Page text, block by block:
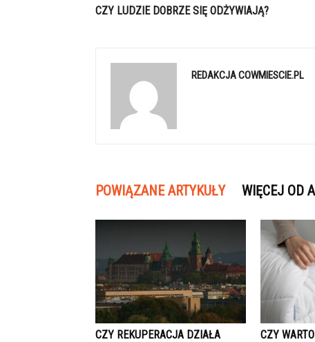
CZY LUDZIE DOBRZE SIĘ ODŻYWIAJĄ?
REDAKCJA COWMIESCIE.PL
POWIĄZANE ARTYKUŁY WIĘCEJ OD
CZY REKUPERACJA DZIAŁA
CZY